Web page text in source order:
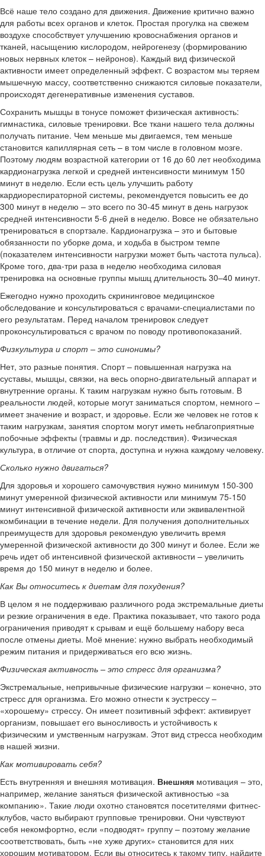
Всё наше тело создано для движения. Движение критично важно
для работы всех органов и клеток. Простая прогулка на свежем
воздухе способствует улучшению кровоснабжения органов и
тканей, насыщению кислородом, нейрогенезу (формированию
новых нервных клеток – нейронов). Каждый вид физической
активности имеет определенный эффект. С возрастом мы теряем
мышечную массу, соответственно снижаются силовые показатели,
происходят дегенеративные изменения суставов.
Сохранить мышцы в тонусе поможет физическая активность:
гимнастика, силовые тренировки. Все ткани нашего тела должны
получать питание. Чем меньше мы двигаемся, тем меньше
становится капиллярная сеть – в том числе в головном мозге.
Поэтому людям возрастной категории от 16 до 60 лет необходима
кардионагрузка легкой и средней интенсивности минимум 150
минут в неделю. Если есть цель улучшить работу
кардиореспираторной системы, рекомендуется повысить ее до
300 минут в неделю – это всего по 30-45 минут в день нагрузок
средней интенсивности 5-6 дней в неделю. Вовсе не обязательно
тренироваться в спортзале. Кардионагрузка – это и бытовые
обязанности по уборке дома, и ходьба в быстром темпе
(показателем интенсивности нагрузки может быть частота пульса).
Кроме того, два-три раза в неделю необходима силовая
тренировка на основные группы мышц длительность 30–40 минут.
Ежегодно нужно проходить скрининговое медицинское
обследование и консультироваться с врачами-специалистами по
его результатам. Перед началом тренировок следует
проконсультироваться с врачом по поводу противопоказаний.
Физкультура и спорт – это синонимы?
Нет, это разные понятия. Спорт – повышенная нагрузка на
суставы, мышцы, связки, на весь опорно-двигательный аппарат и
внутренние органы. К таким нагрузкам нужно быть готовым. В
реальности людей, которые могут заниматься спортом, немного –
имеет значение и возраст, и здоровье. Если же человек не готов к
таким нагрузкам, занятия спортом могут иметь неблагоприятные
побочные эффекты (травмы и др. последствия). Физическая
культура, в отличие от спорта, доступна и нужна каждому человеку.
Сколько нужно двигаться?
Для здоровья и хорошего самочувствия нужно минимум 150-300
минут умеренной физической активности или минимум 75-150
минут интенсивной физической активности или эквивалентной
комбинации в течение недели. Для получения дополнительных
преимуществ для здоровья рекомендую увеличить время
умеренной физической активности до 300 минут и более. Если же
речь идет об интенсивной физической активности – увеличить
время до 150 минут в неделю и более.
Как Вы относитесь к диетам для похудения?
В целом я не поддерживаю различного рода экстремальные диеты
и резкие ограничения в еде. Практика показывает, что такого рода
ограничения приводят к срывам и ещё большему набору веса
после отмены диеты. Моё мнение: нужно выбрать необходимый
режим питания и придерживаться его всю жизнь.
Физическая активность – это стресс для организма?
Экстремальные, непривычные физические нагрузки – конечно, это
стресс для организма. Его можно отнести к эустрессу –
«хорошему» стрессу. Он имеет позитивный эффект: активирует
организм, повышает его выносливость и устойчивость к
физическим и умственным нагрузкам. Этот вид стресса необходим
в нашей жизни.
Как мотивировать себя?
Есть внутренняя и внешняя мотивация. Внешняя мотивация – это,
например, желание заняться физической активностью «за
компанию». Такие люди охотно становятся посетителями фитнес-
клубов, часто выбирают групповые тренировки. Они чувствуют
себя некомфортно, если «подводят» группу – поэтому желание
соответствовать, быть «не хуже других» становится для них
хорошим мотиватором. Если вы относитесь к такому типу, найдите